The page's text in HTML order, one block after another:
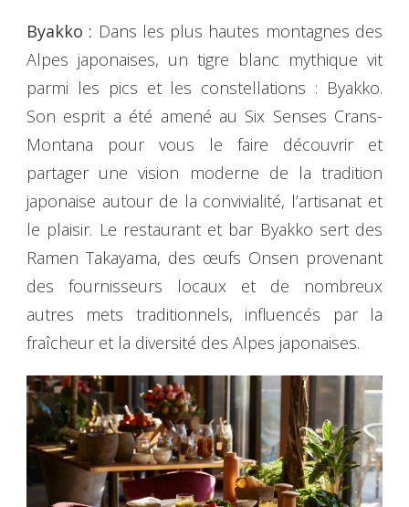
Byakko : Dans les plus hautes montagnes des
Alpes japonaises, un tigre blanc mythique vit
parmi les pics et les constellations : Byakko.
Son esprit a été amené au Six Senses Crans-
Montana pour vous le faire découvrir et
partager une vision moderne de la tradition
japonaise autour de la convivialité, l’artisanat et
le plaisir. Le restaurant et bar Byakko sert des
Ramen Takayama, des œufs Onsen provenant
des fournisseurs locaux et de nombreux
autres mets traditionnels, influencés par la
fraîcheur et la diversité des Alpes japonaises.